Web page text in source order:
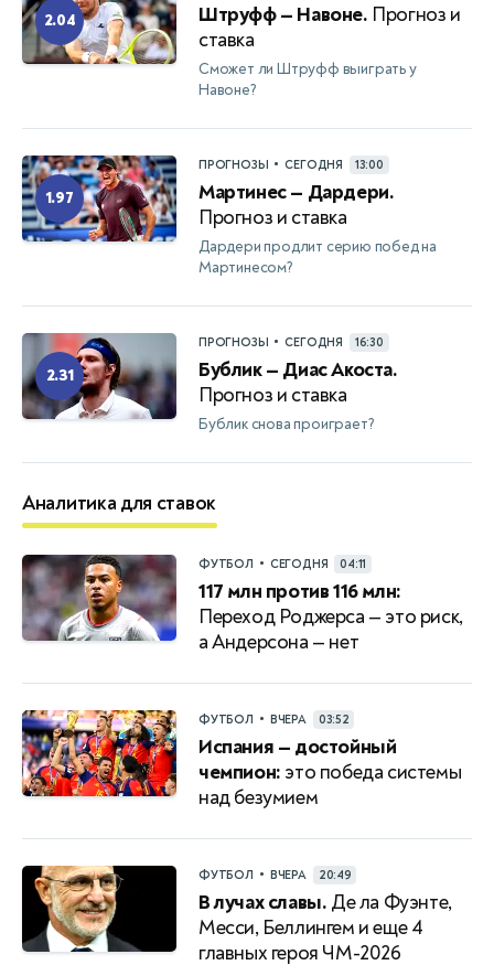
2.04 Штруфф — Навоне. Прогноз и
ставка
Сможет ли Штруфф выиграть у
Навоне?
1.97
ПРОГНОЗЫ • СЕГОДНЯ 13:00
Мартинес — Дардери.
Прогноз и ставка
Дардери продлит серию побед на
Мартинесом?
2.31
ПРОГНОЗЫ • СЕГОДНЯ 16:30
Бублик — Диас Акоста.
Прогноз и ставка
Бублик снова проиграет?
Аналитика для ставок
ФУТБОЛ • СЕГОДНЯ 04:11
117 млн против 116 млн:
Переход Роджерса — это риск,
а Андерсона — нет
ФУТБОЛ • ВЧЕРА 03:52
Испания — достойный
чемпион: это победа системы
над безумием
ФУТБОЛ • ВЧЕРА 20:49
В лучах славы. Де ла Фуэнте,
Месси, Беллингем и еще 4
главных героя ЧМ-2026